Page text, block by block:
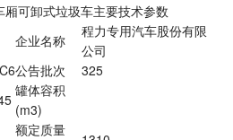
可卸式垃圾车主要技术参数
企业名称
程力专用汽车股份有限
公司
公告批次
325
罐体容积
(m3)
额定质量